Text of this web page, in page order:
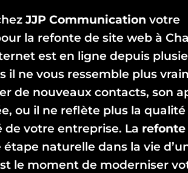
JJP Communication votre
la refonte de site web à
est en ligne depuis
il ne vous ressemble plus
de nouveaux contacts, son
ou il ne reflète plus la qualité
de votre entreprise. La
étape naturelle dans la vie
le moment de moderniser